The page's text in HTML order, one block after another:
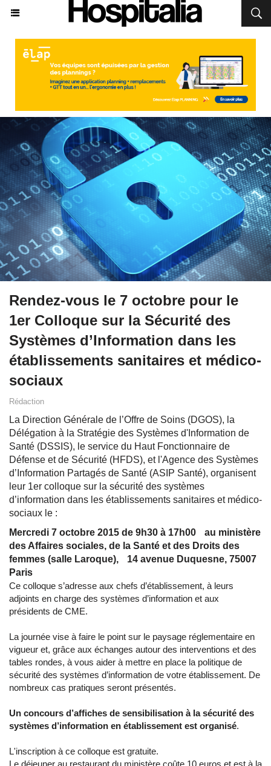
Rendez-vous le 7 octobre pour le
1er Colloque sur la Sécurité des
Systèmes d’Information dans les
établissements sanitaires et médico-
sociaux
Rédaction
La Direction Générale de l’Offre de Soins (DGOS), la
Délégation à la Stratégie des Systèmes d'Information de
Santé (DSSIS), le service du Haut Fonctionnaire de
Défense et de Sécurité (HFDS), et l'Agence des Systèmes
d’Information Partagés de Santé (ASIP Santé), organisent
leur 1er colloque sur la sécurité des systèmes
d’information dans les établissements sanitaires et médico-
sociaux le :
Mercredi 7 octobre 2015 de 9h30 à 17h00 au ministère
des Affaires sociales, de la Santé et des Droits des
femmes (salle Laroque), 14 avenue Duquesne, 75007
Paris
Ce colloque s’adresse aux chefs d’établissement, à leurs
adjoints en charge des systèmes d’information et aux
présidents de CME.
La journée vise à faire le point sur le paysage réglementaire en
vigueur et, grâce aux échanges autour des interventions et des
tables rondes, à vous aider à mettre en place la politique de
sécurité des systèmes d’information de votre établissement. De
nombreux cas pratiques seront présentés.
Un concours d’affiches de sensibilisation à la sécurité des
systèmes d’information en établissement est organisé.
L'inscription à ce colloque est gratuite.
Le déjeuner au restaurant du ministère coûte 10 euros et est à la